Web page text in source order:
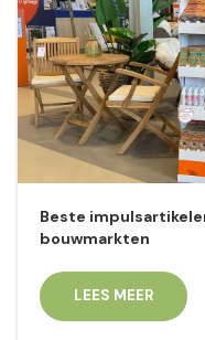
Beste
bouwmarkten
LEES MEER